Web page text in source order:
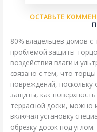
ОСТАВЬТЕ
80% владельцев домов с
проблемой защиты
воздействия влаги и
связано с тем, что
повреждений, поскольку
защиты, как
террасной доски, можно
включая установку
обрезку досок под